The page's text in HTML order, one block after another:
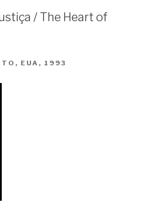
/ The Heart of
EUA, 1993